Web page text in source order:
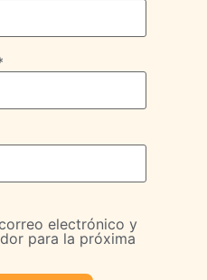
electrónico y
para la próxima